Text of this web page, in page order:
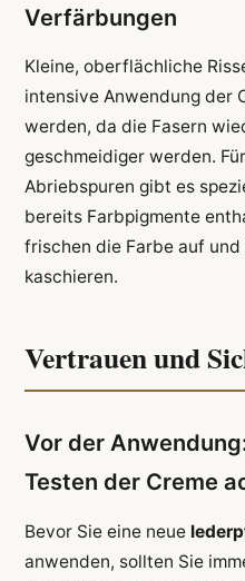
Verfärbungen
Kleine, oberflächliche
intensive Anwendung der
werden, da die Fasern
geschmeidiger werden.
Abriebspuren gibt es
bereits Farbpigmente
frischen die Farbe auf
kaschieren.
Vertrauen und
Vor der
Testen der Creme
Bevor Sie eine neue
anwenden, sollten Sie